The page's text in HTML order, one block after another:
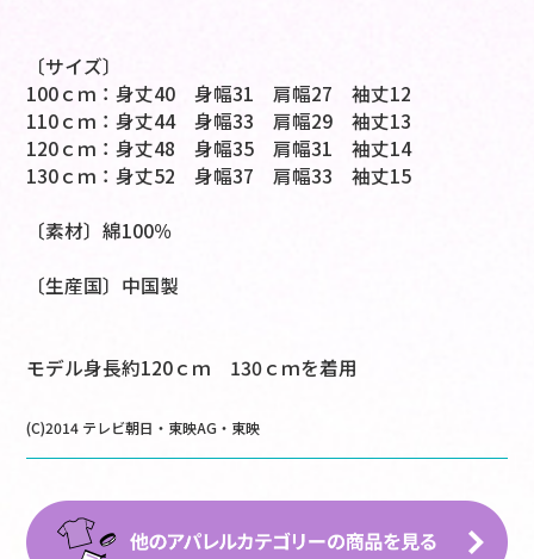
〔サイズ〕
100ｃｍ：身丈40 身幅31 肩幅27 袖丈12
110ｃｍ：身丈44 身幅33 肩幅29 袖丈13
120ｃｍ：身丈48 身幅35 肩幅31 袖丈14
130ｃｍ：身丈52 身幅37 肩幅33 袖丈15
〔素材〕綿100％
〔生産国〕中国製
モデル身長約120ｃｍ 130ｃｍを着用
(C)2014 テレビ朝日・東映AG・東映